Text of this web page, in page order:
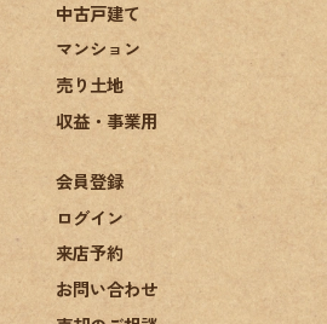
中古戸建て
マンション
売り土地
収益・事業用
会員登録
ログイン
来店予約
お問い合わせ